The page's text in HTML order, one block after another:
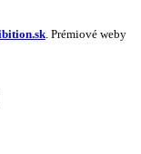
. Prémiové weby